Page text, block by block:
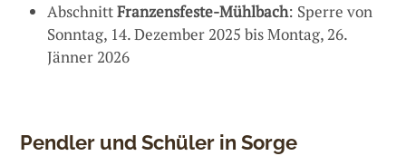
AbschnittFranzensfeste-Mühlbach: Sperre von
Sonntag, 14. Dezember 2025 bis Montag, 26.
Jänner 2026
Pendler und Schüler in Sorge